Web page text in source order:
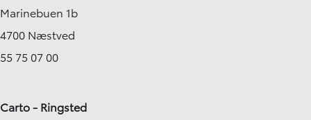
Marinebuen 1b
4700 Næstved
55 75 07 00
Carto - Ringsted